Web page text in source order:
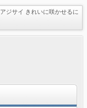
アジサイ きれいに咲かせるに